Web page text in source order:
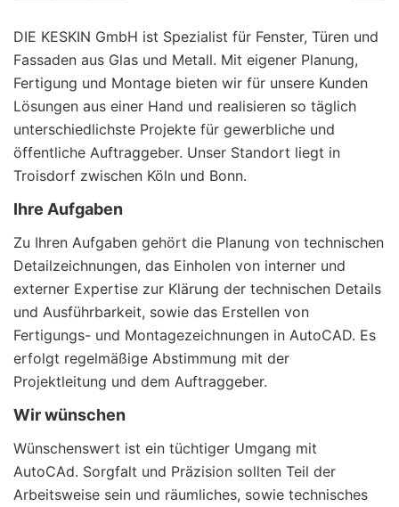
DIE KESKIN GmbH ist Spezialist für Fenster, Türen und
Fassaden aus Glas und Metall. Mit eigener Planung,
Fertigung und Montage bieten wir für unsere Kunden
Lösungen aus einer Hand und realisieren so täglich
unterschiedlichste Projekte für gewerbliche und
öffentliche Auftraggeber. Unser Standort liegt in
Troisdorf zwischen Köln und Bonn.
Ihre Aufgaben
Zu Ihren Aufgaben gehört die Planung von technischen
Detailzeichnungen, das Einholen von interner und
externer Expertise zur Klärung der technischen Details
und Ausführbarkeit, sowie das Erstellen von
Fertigungs- und Montagezeichnungen in AutoCAD. Es
erfolgt regelmäßige Abstimmung mit der
Projektleitung und dem Auftraggeber.
Wir wünschen
Wünschenswert ist ein tüchtiger Umgang mit
AutoCAd. Sorgfalt und Präzision sollten Teil der
Arbeitsweise sein und räumliches, sowie technisches